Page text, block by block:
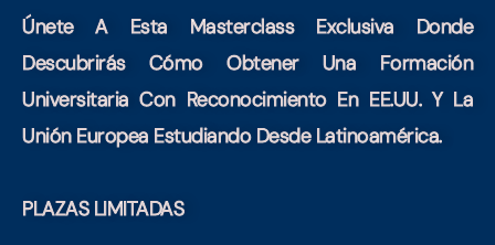
Únete A Esta Masterclass Exclusiva Donde
Descubrirás Cómo Obtener Una Formación
Universitaria Con Reconocimiento En EE.UU. Y La
Unión Europea Estudiando Desde Latinoamérica.
PLAZAS LIMITADAS